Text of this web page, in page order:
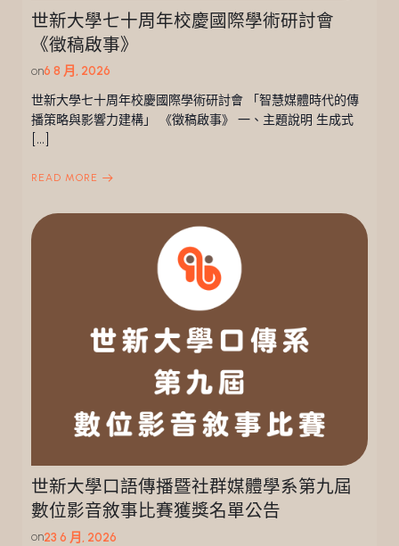
世新大學七十周年校慶國際學術研討會
《徵稿啟事》
on6 8 月, 2026
世新大學七十周年校慶國際學術研討會 「智慧媒體時代的傳
播策略與影響力建構」 《徵稿啟事》 一、主題說明 生成式
[…]
READ MORE
世新大學口語傳播暨社群媒體學系第九屆
數位影音敘事比賽獲獎名單公告
on23 6 月, 2026